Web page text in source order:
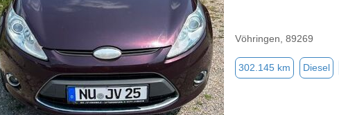
Vöhringen, 89269
302.145 km Diesel